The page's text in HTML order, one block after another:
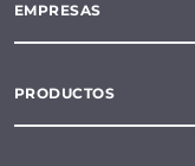
EMPRESAS
PRODUCTOS